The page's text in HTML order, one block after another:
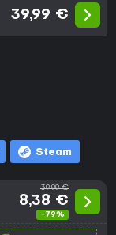
39,99 €
Steam
39,99 €
8,38 €
-79%